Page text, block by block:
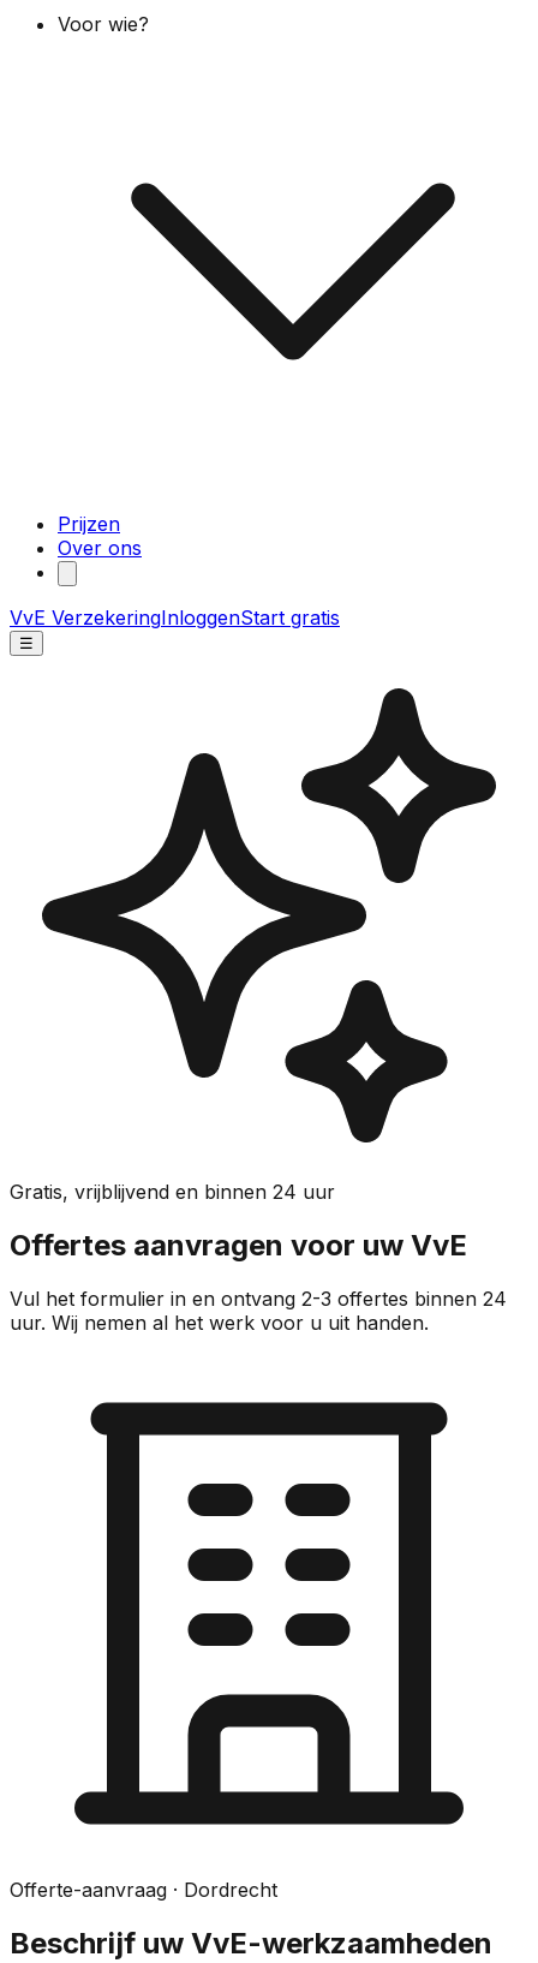
Voor wie?
Prijzen
Over ons
VvE VerzekeringInloggenStart gratis
☰
Gratis, vrijblijvend en binnen 24 uur
Offertes aanvragen voor uw VvE
Vul het formulier in en ontvang 2-3 offertes binnen 24
uur. Wij nemen al het werk voor u uit handen.
Offerte-aanvraag · Dordrecht
Beschrijf uw VvE-werkzaamheden